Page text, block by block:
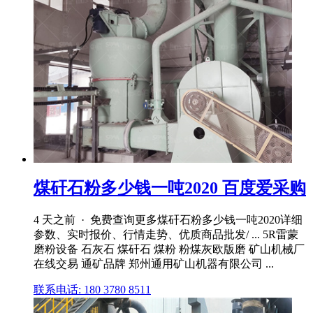
煤矸石粉多少钱一吨2020 百度爱采购
4 天之前 · 免费查询更多煤矸石粉多少钱一吨2020详细
参数、实时报价、行情走势、优质商品批发/ ... 5R雷蒙
磨粉设备 石灰石 煤矸石 煤粉 粉煤灰欧版磨 矿山机械厂
在线交易 通矿品牌 郑州通用矿山机器有限公司 ...
联系电话: 180 3780 8511